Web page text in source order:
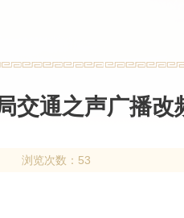
交通之声广播
浏览次数：53